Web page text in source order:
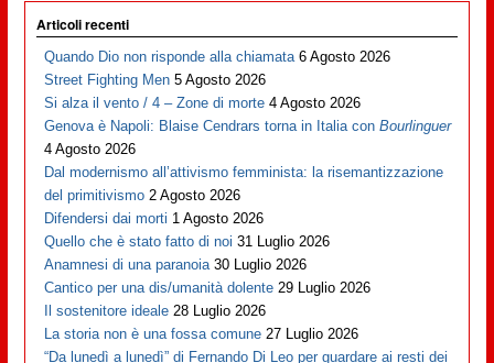
Articoli recenti
Quando Dio non risponde alla chiamata 6 Agosto 2026
Street Fighting Men 5 Agosto 2026
Si alza il vento / 4 – Zone di morte 4 Agosto 2026
Genova è Napoli: Blaise Cendrars torna in Italia conBourlinguer
4 Agosto 2026
Dal modernismo all’attivismo femminista: la risemantizzazione
del primitivismo 2 Agosto 2026
Difendersi dai morti 1 Agosto 2026
Quello che è stato fatto di noi 31 Luglio 2026
Anamnesi di una paranoia 30 Luglio 2026
Cantico per una dis/umanità dolente 29 Luglio 2026
Il sostenitore ideale 28 Luglio 2026
La storia non è una fossa comune 27 Luglio 2026
“Da lunedì a lunedì” di Fernando Di Leo per guardare ai resti dei